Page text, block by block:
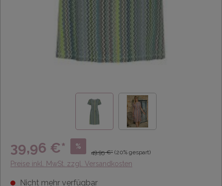
39,96 €* %
49,95 €* (20% gespart)
Preise inkl. MwSt. zzgl. Versandkosten
Nicht mehr verfügbar